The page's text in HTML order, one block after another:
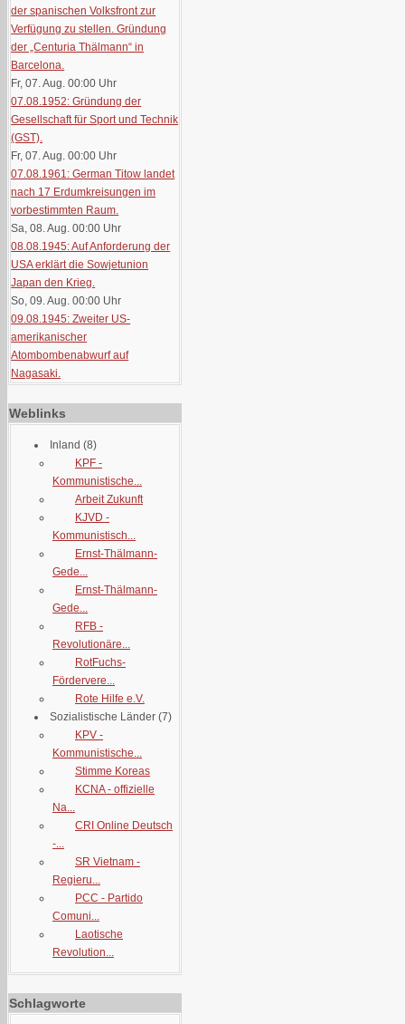
der spanischen Volksfront zur
Verfügung zu stellen. Gründung
der „Centuria Thälmann“ in
Barcelona.
Fr, 07. Aug. 00:00 Uhr
07.08.1952: Gründung der
Gesellschaft für Sport und Technik
(GST).
Fr, 07. Aug. 00:00 Uhr
07.08.1961: German Titow landet
nach 17 Erdumkreisungen im
vorbestimmten Raum.
Sa, 08. Aug. 00:00 Uhr
08.08.1945: Auf Anforderung der
USA erklärt die Sowjetunion
Japan den Krieg.
So, 09. Aug. 00:00 Uhr
09.08.1945: Zweiter US-
amerikanischer
Atombombenabwurf auf
Nagasaki.
Weblinks
Inland (8)
KPF -
Kommunistische...
Arbeit Zukunft
KJVD -
Kommunistisch...
Ernst-Thälmann-
Gede...
Ernst-Thälmann-
Gede...
RFB -
Revolutionäre...
RotFuchs-
Fördervere...
Rote Hilfe e.V.
Sozialistische Länder (7)
KPV -
Kommunistische...
Stimme Koreas
KCNA - offizielle
Na...
CRI Online Deutsch
-...
SR Vietnam -
Regieru...
PCC - Partido
Comuni...
Laotische
Revolution...
Schlagworte